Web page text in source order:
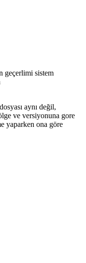
geçerlimi sistem
aynı değil,
ve versiyonuna gore
yaparken ona göre